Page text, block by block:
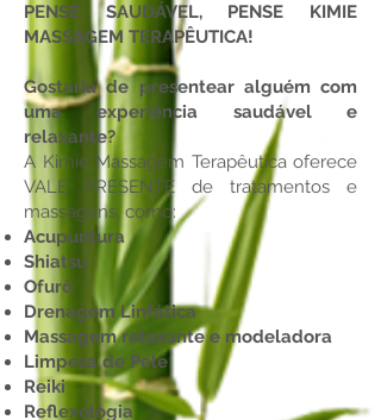
PENSE SAUDÁVEL, PENSE KIMIE
MASSAGEM TERAPÊUTICA!
Gostaria de presentear alguém com
uma experiência saudável e
relaxante?
A Kimie Massagem Terapêutica oferece
VALE PRESENTE de tratamentos e
massagens, como:
Acupuntura
Shiatsu
Ofurô
Drenagem Linfática
Massagem relaxante e modeladora
Limpeza de Pele
Reiki
Reflexologia